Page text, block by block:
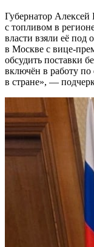
Губернатор
с топливом в
власти взяли её под
в Москве с вице-
обсудить поставки
включён в работу
в стране», —